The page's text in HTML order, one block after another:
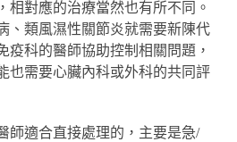
相對應的治療當然也有所不同。
、類風濕性關節炎就需要新陳代
疫科的醫師協助控制相關問題，
也需要心臟內科或外科的共同評
師適合直接處理的，主要是急/